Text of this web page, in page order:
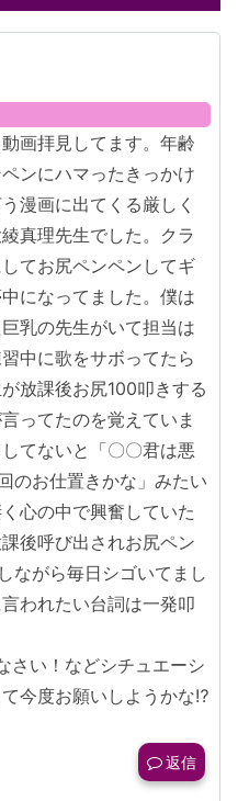
画拝見してます。年齢
ンにハマったきっかけ
漫画に出てくる厳しく
真理先生でした。クラ
てお尻ペンペンしてギ
になってました。僕は
乳の先生がいて担当は
中に歌をサボってたら
放課後お尻100叩きする
ってたのを覚えていま
てないと「〇〇君は悪
のお仕置きかな」みたい
心の中で興奮していた
後呼び出されお尻ペン
ながら毎日シゴいてまし
われたい台詞は一発叩
さい！などシチュエーシ
今度お願いしようかな⁉︎
返信